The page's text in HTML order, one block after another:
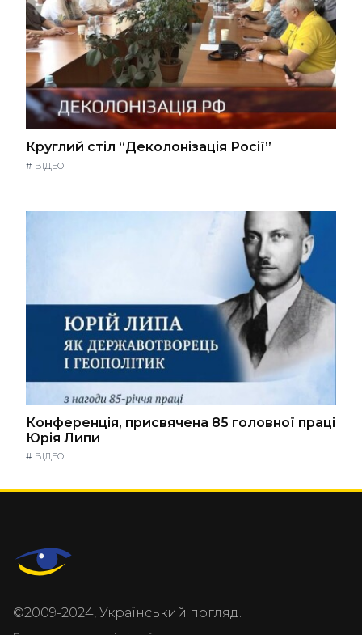
Круглий стіл “Деколонізація Росії”
# ВІДЕО
Конференція, присвячена 85 головної праці
Юрія Липи
# ВІДЕО
©2009-2024, Український погляд.